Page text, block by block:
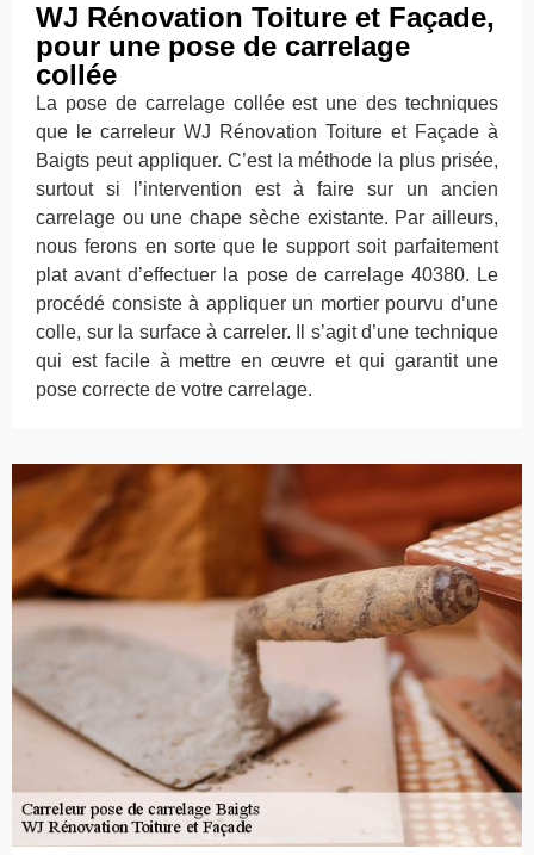
WJ Rénovation Toiture et Façade,
pour une pose de carrelage
collée
La pose de carrelage collée est une des techniques
que le carreleur WJ Rénovation Toiture et Façade à
Baigts peut appliquer. C’est la méthode la plus prisée,
surtout si l’intervention est à faire sur un ancien
carrelage ou une chape sèche existante. Par ailleurs,
nous ferons en sorte que le support soit parfaitement
plat avant d’effectuer la pose de carrelage 40380. Le
procédé consiste à appliquer un mortier pourvu d’une
colle, sur la surface à carreler. Il s’agit d’une technique
qui est facile à mettre en œuvre et qui garantit une
pose correcte de votre carrelage.